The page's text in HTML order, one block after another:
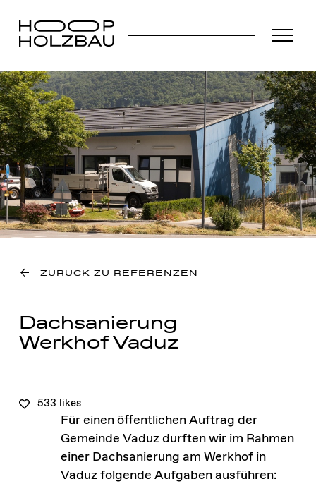
ZURÜCK ZU REFERENZEN
Dachsanierung
Werkhof Vaduz
533 likes
Für einen öffentlichen Auftrag der
Gemeinde Vaduz durften wir im Rahmen
einer Dachsanierung am Werkhof in
Vaduz folgende Aufgaben ausführen: